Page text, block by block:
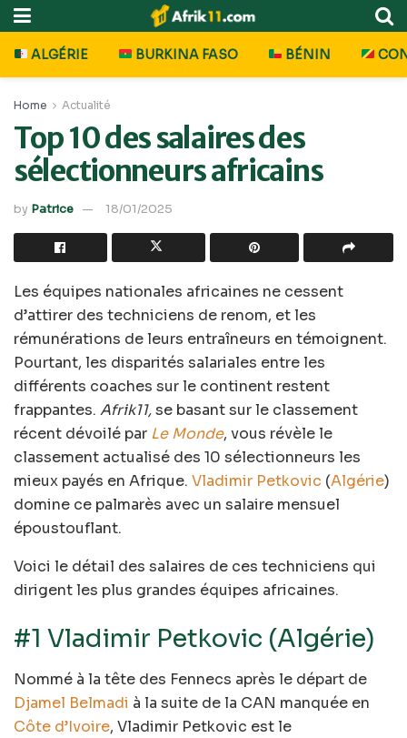
ALGÉRIE BURKINA FASO BÉNIN
Home Actualité
Top 10 des salaires des
sélectionneurs africains
by Patrice 18/01/2025
Les équipes nationales africaines ne cessent
d’attirer des techniciens de renom, et les
rémunérations de leurs entraîneurs en témoignent.
Pourtant, les disparités salariales entre les
différents coaches sur le continent restent
frappantes. Afrik11,se basant sur le classement
récent dévoilé par Le Monde, vous révèle le
classement actualisé des 10 sélectionneurs les
mieux payés en Afrique. Vladimir Petkovic (Algérie)
domine ce palmarès avec un salaire mensuel
époustouflant.
Voici le détail des salaires de ces techniciens qui
dirigent les plus grandes équipes africaines.
#1 Vladimir Petkovic (Algérie)
Nommé à la tête des Fennecs après le départ de
Djamel Belmadi à la suite de la CAN manquée en
Côte d’Ivoire, Vladimir Petkovic est le